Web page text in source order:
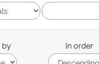
by In order